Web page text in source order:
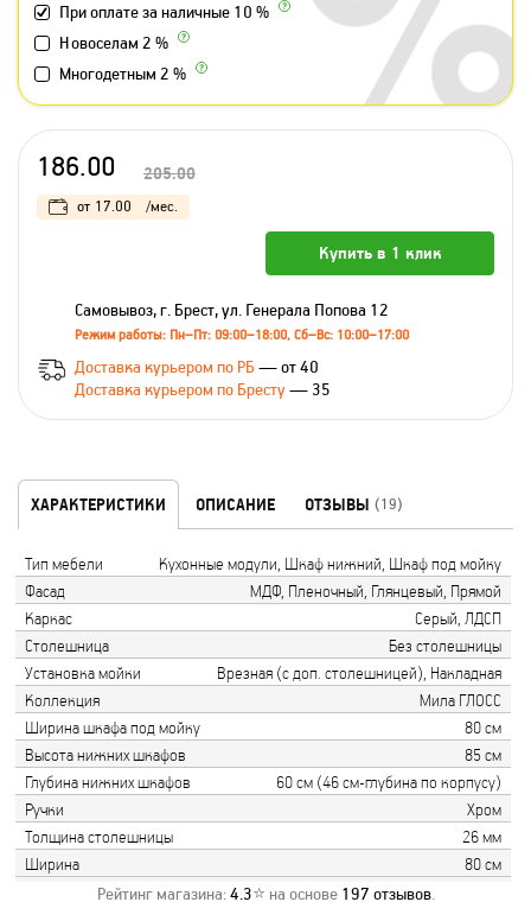
При оплате за наличные 10 %
Новоселам 2 %
Многодетным 2 %
186.00 205.00
от 17.00 /мес.
Купить в 1 клик
Самовывоз, г. Брест, ул. Генерала Попова 12
Режим работы: Пн–Пт: 09:00–18:00, Сб–Вс: 10:00–17:00
Доставка курьером по РБ — от 40
Доставка курьером по Бресту— 35
ХАРАКТЕРИСТИКИ ОПИСАНИЕ ОТЗЫВЫ (19)
Тип мебели
Кухонные модули, Шкаф нижний, Шкаф под мойку
Фасад
МДФ, Пленочный, Глянцевый, Прямой
Каркас
Серый, ЛДСП
Столешница
Без столешницы
Установка мойки
Врезная (с доп. столешницей), Накладная
Коллекция
Мила ГЛОСС
Ширина шкафа под мойку
80 см
Высота нижних шкафов
85 см
Глубина нижних шкафов
60 см (46 см-глубина по корпусу)
Ручки
Хром
Толщина столешницы
26 мм
Ширина
80 см
Рейтинг магазина:4.3⭐ на основе 197 отзывов.